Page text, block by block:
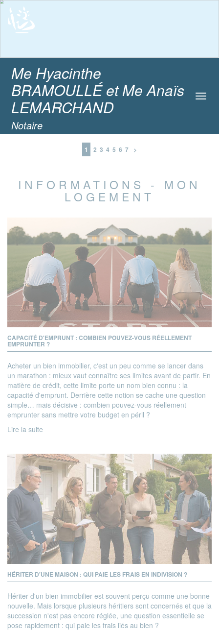
Me Hyacinthe
BRAMOULLÉ et Me Anaïs
LEMARCHAND
Notaire
1 2 3 4 5 6 7 >
INFORMATIONS - MON
LOGEMENT
CAPACITÉ D'EMPRUNT : COMBIEN POUVEZ-VOUS RÉELLEMENT
EMPRUNTER ?
Acheter un bien immobilier, c'est un peu comme se lancer dans
un marathon : mieux vaut connaître ses limites avant de partir. En
matière de crédit, cette limite porte un nom bien connu : la
capacité d'emprunt. Derrière cette notion se cache une question
simple… mais décisive : combien pouvez-vous réellement
emprunter sans mettre votre budget en péril ?
Lire la suite
HÉRITER D'UNE MAISON : QUI PAIE LES FRAIS EN INDIVISION ?
Hériter d'un bien immobilier est souvent perçu comme une bonne
nouvelle. Mais lorsque plusieurs héritiers sont concernés et que la
succession n'est pas encore réglée, une question essentielle se
pose rapidement : qui paie les frais liés au bien ?